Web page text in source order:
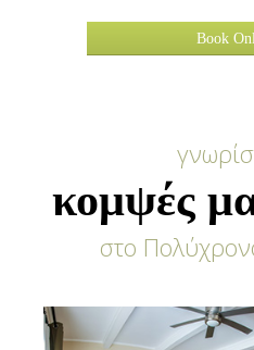
Book
κομψές
στο